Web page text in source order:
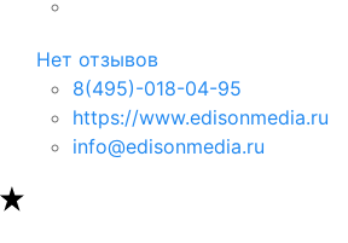
Нет отзывов
8(495)-018-04-95
https://www.edisonmedia.ru
info@edisonmedia.ru